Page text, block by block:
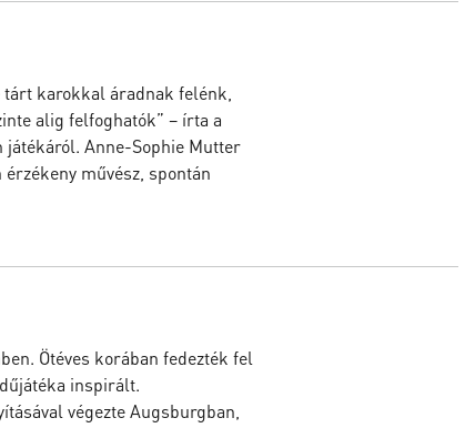
karokkal áradnak felénk,
alig felfoghatók” – írta a
Anne-Sophie Mutter
művész, spontán
Ötéves korában fedezték fel
inspirált.
végezte Augsburgban,